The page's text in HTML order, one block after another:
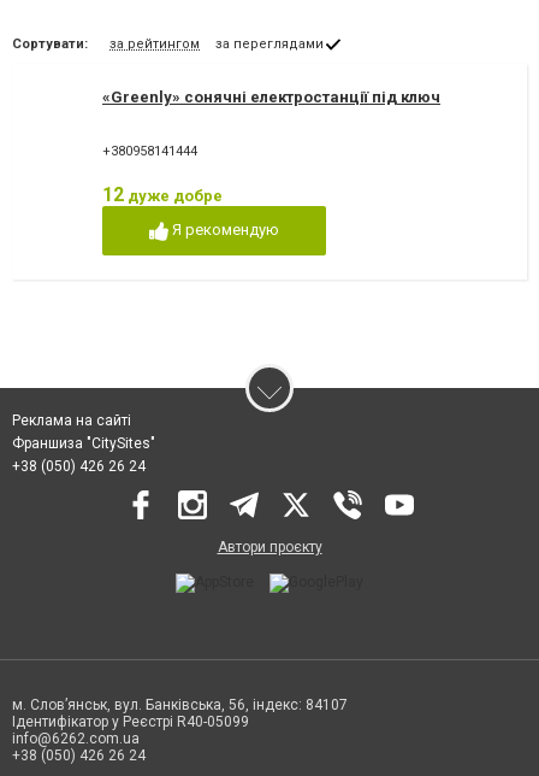
Сортувати: за рейтингом за переглядами
«Greenly» сонячні електростанції під ключ
+380958141444
12 дуже добре
Я рекомендую
Реклама на сайті
Франшиза "CitySites"
+38 (050) 426 26 24
Автори проєкту
м. Слов’янськ, вул. Банківська, 56, індекс: 84107
Ідентифікатор у Реєстрі R40-05099
info@6262.com.ua
+38 (050) 426 26 24